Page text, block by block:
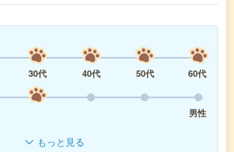
30代 40代 50代
60代
男性
もっと見る